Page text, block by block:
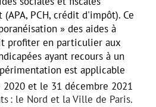
PCH, crédit d'impôt). Ce
» des aides à
profiter en particulier aux
ayant recours à un
est applicable
2020 et le 31 décembre 2021
: le Nord et la Ville de Paris.